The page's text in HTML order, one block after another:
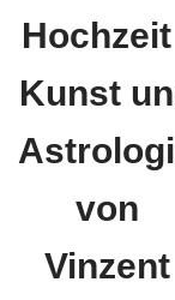
Hochzeit
Kunst
von
Vinzent